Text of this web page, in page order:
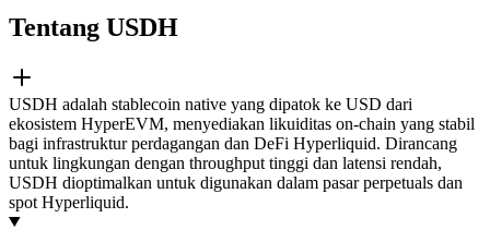
Tentang USDH
USDH adalah stablecoin native yang dipatok ke USD dari
ekosistem HyperEVM, menyediakan likuiditas on-chain yang stabil
bagi infrastruktur perdagangan dan DeFi Hyperliquid. Dirancang
untuk lingkungan dengan throughput tinggi dan latensi rendah,
USDH dioptimalkan untuk digunakan dalam pasar perpetuals dan
spot Hyperliquid.